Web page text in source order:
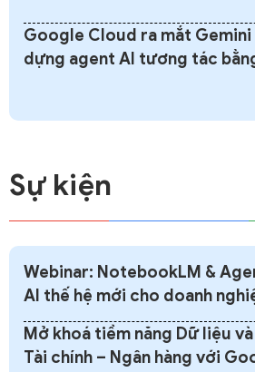
Google Cloud ra mắt Gemini
dựng agent AI tương tác
Sự kiện
Webinar: NotebookLM &
AI thế hệ mới cho doanh
Mở khoá tiềm năng Dữ liệu
Tài chính – Ngân hàng với